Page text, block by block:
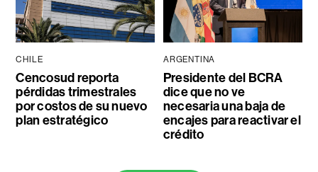
CHILE
Cencosud reporta
pérdidas trimestrales
por costos de su nuevo
plan estratégico
ARGENTINA
Presidente del BCRA
dice que no ve
necesaria una baja de
encajes para reactivar el
crédito